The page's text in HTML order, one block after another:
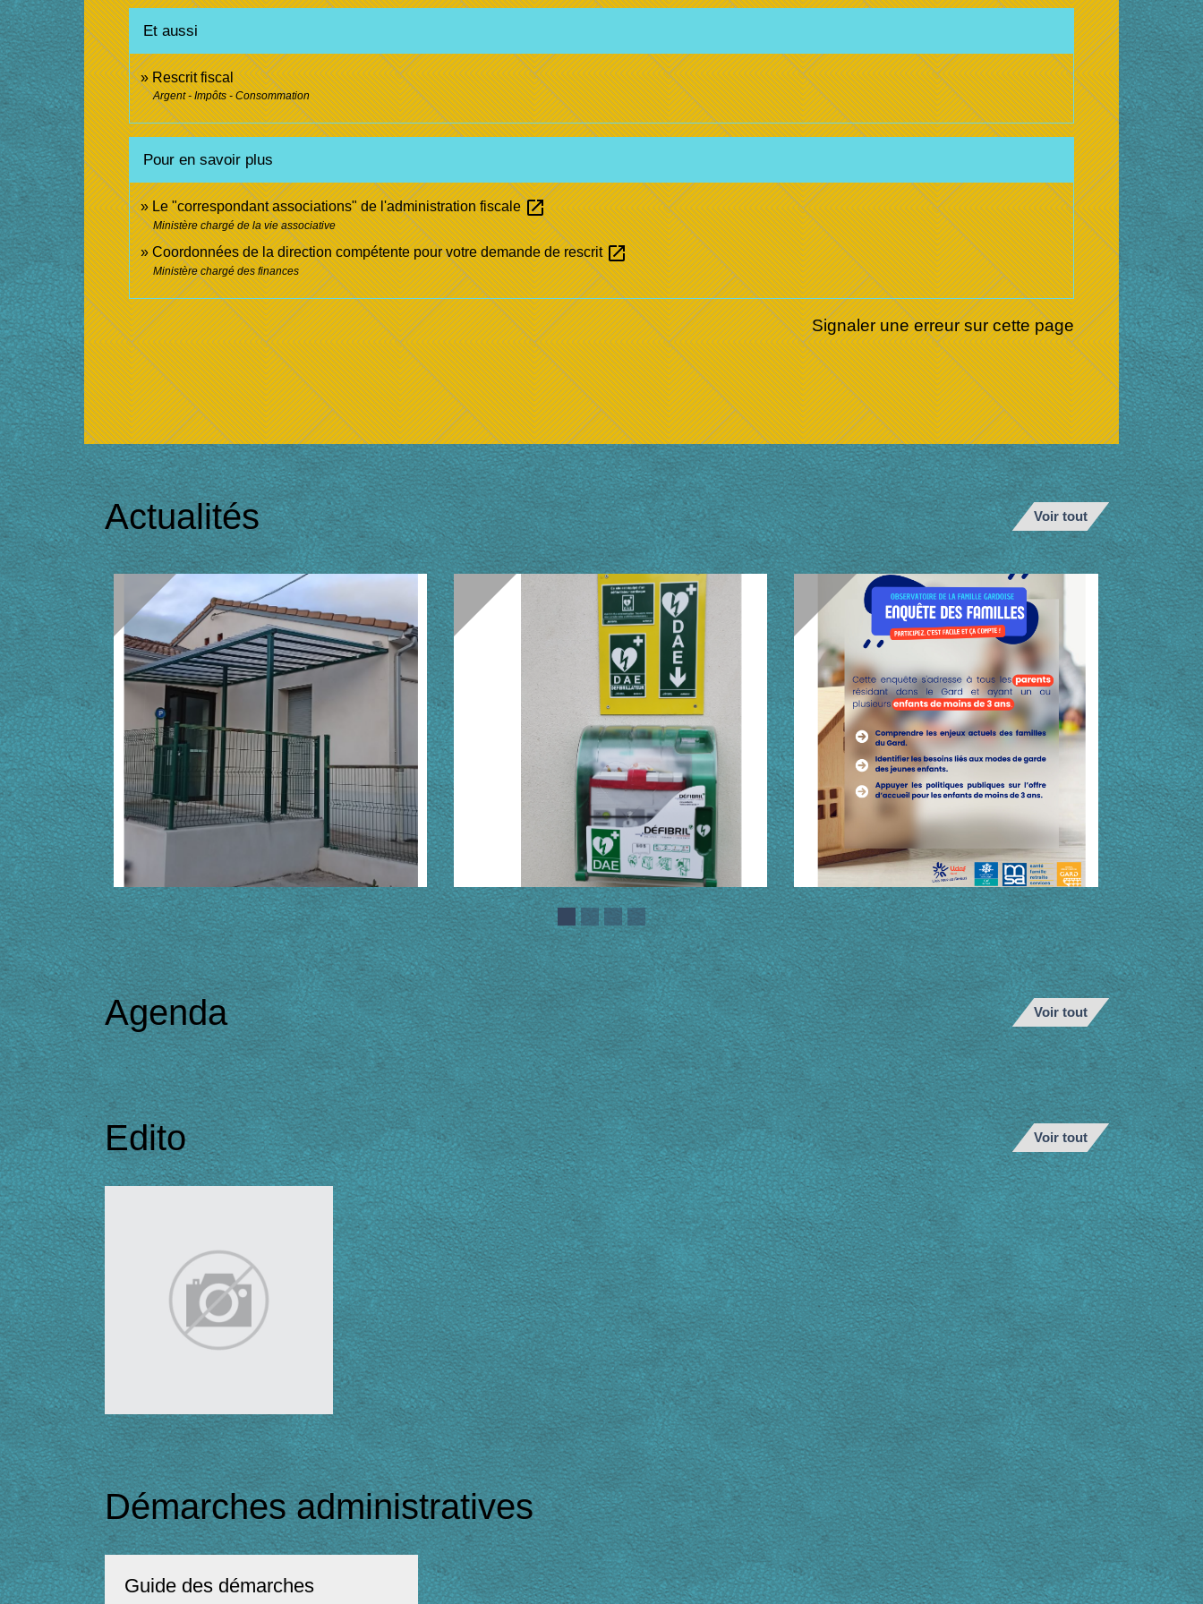
Et aussi
Rescrit fiscal
Argent - Impôts - Consommation
Pour en savoir plus
Le "correspondant associations" de l'administration fiscaleopen_in_new
Ministère chargé de la vie associative
Coordonnées de la direction compétente pour votre demande de rescritopen_in_new
Ministère chargé des finances
Signaler une erreur sur cette page
Actualités Voir tout
Agenda Voir tout
Edito Voir tout
Démarches administratives
Guide des démarches